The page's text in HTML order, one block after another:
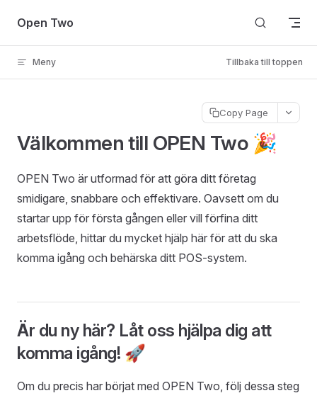
Skip to content
Open Two
Meny Tillbaka till toppen
Copy Page
Välkommen till OPEN Two 🎉
OPEN Two är utformad för att göra ditt företag
smidigare, snabbare och effektivare. Oavsett om du
startar upp för första gången eller vill förfina ditt
arbetsflöde, hittar du mycket hjälp här för att du ska
komma igång och behärska ditt POS-system.
Är du ny här? Låt oss hjälpa dig att
komma igång! 🚀
Om du precis har börjat med OPEN Two, följ dessa steg